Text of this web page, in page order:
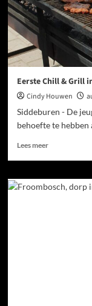
Eerste Chill & Grill
Cindy Houwen
Siddeburen - De
behoefte te hebben
Lees meer